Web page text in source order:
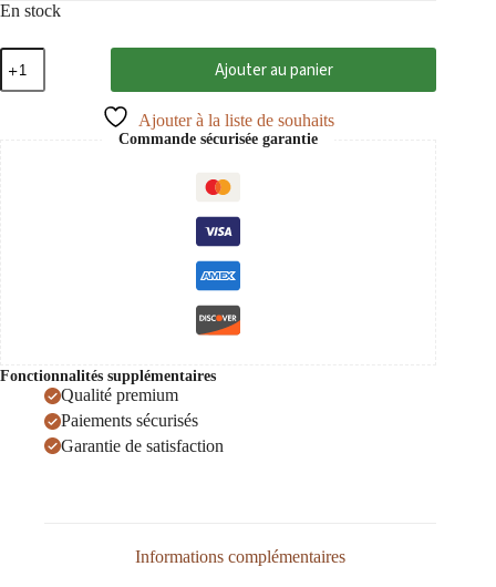
En stock
quantité
de
PRIMO
Ajouter au panier
Ajouter à la liste de souhaits
Commande sécurisée garantie
Fonctionnalités supplémentaires
Qualité premium
Paiements sécurisés
Garantie de satisfaction
Informations complémentaires